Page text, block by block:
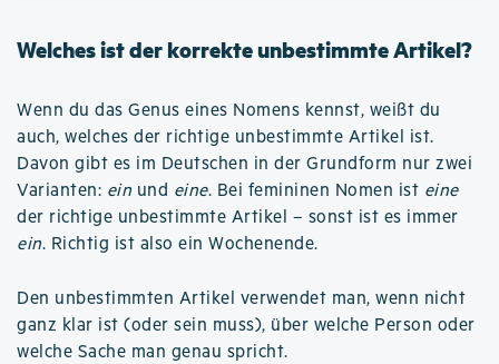
Welches ist der korrekte unbestimmte Artikel?
Wenn du das Genus eines Nomens kennst, weißt du
auch, welches der richtige unbestimmte Artikel ist.
Davon gibt es im Deutschen in der Grundform nur zwei
Varianten: ein und eine. Bei femininen Nomen ist eine
der richtige unbestimmte Artikel – sonst ist es immer
ein. Richtig ist also ein Wochenende.
Den unbestimmten Artikel verwendet man, wenn nicht
ganz klar ist (oder sein muss), über welche Person oder
welche Sache man genau spricht.